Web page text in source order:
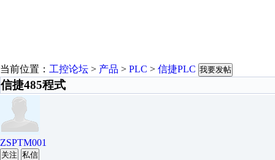
当前位置： 工控论坛 > 产品 > PLC > 信捷PLC 我要发帖
信捷485程式
ZSPTM001
关注 私信